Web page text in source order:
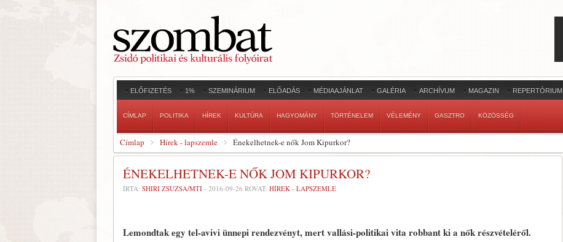
ELŐFIZETÉS 1% SZEMINÁRIUM ELŐADÁS MÉDIAAJÁNLAT GALÉRIA ARCHÍVUM MAGAZIN REPERTÓRIUM
CÍMLAP POLITIKA HÍREK KULTÚRA HAGYOMÁNY TÖRTÉNELEM VÉLEMÉNY GASZTRO KÖZÖSSÉG
Címlap Hírek - lapszemle Énekelhetnek-e nők Jom Kipurkor?
ÉNEKELHETNEK-E NŐK JOM KIPURKOR?
ÍRTA: SHIRI ZSUZSA/MTI - 2016-09-26 ROVAT: HÍREK - LAPSZEMLE
Lemondtak egy tel-avivi ünnepi rendezvényt, mert vallási-politikai vita robbant ki a nők részvételéről.